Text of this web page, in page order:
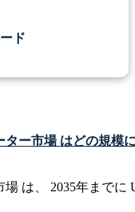
ド
ター市場 はどの規模
は、 2035年までに